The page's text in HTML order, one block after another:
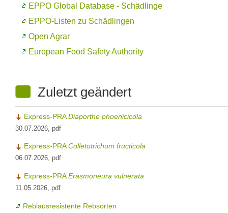
EPPO Global Database - Schädlinge
EPPO-Listen zu Schädlingen
Open Agrar
European Food Safety Authority
Zuletzt geändert
Express-PRADiaporthe phoenicicola
30.07.2026, pdf
Express-PRAColletotrichum fructicola
06.07.2026, pdf
Express-PRAErasmoneura vulnerata
11.05.2026, pdf
Reblausresistente Rebsorten